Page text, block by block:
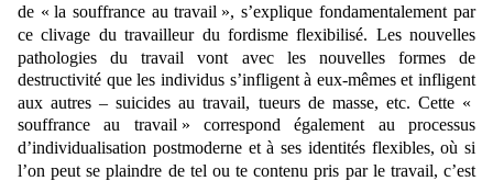
de « la souffrance au travail », s’explique fondamentalement par
ce clivage du travailleur du fordisme flexibilisé. Les nouvelles
pathologies du travail vont avec les nouvelles formes de
destructivité que les individus s’infligent à eux-mêmes et infligent
aux autres – suicides au travail, tueurs de masse, etc. Cette «
souffrance au travail » correspond également au processus
d’individualisation postmoderne età ses identités flexibles, où si
l’on peut se plaindre de tel ou te contenu pris par le travail, c’est